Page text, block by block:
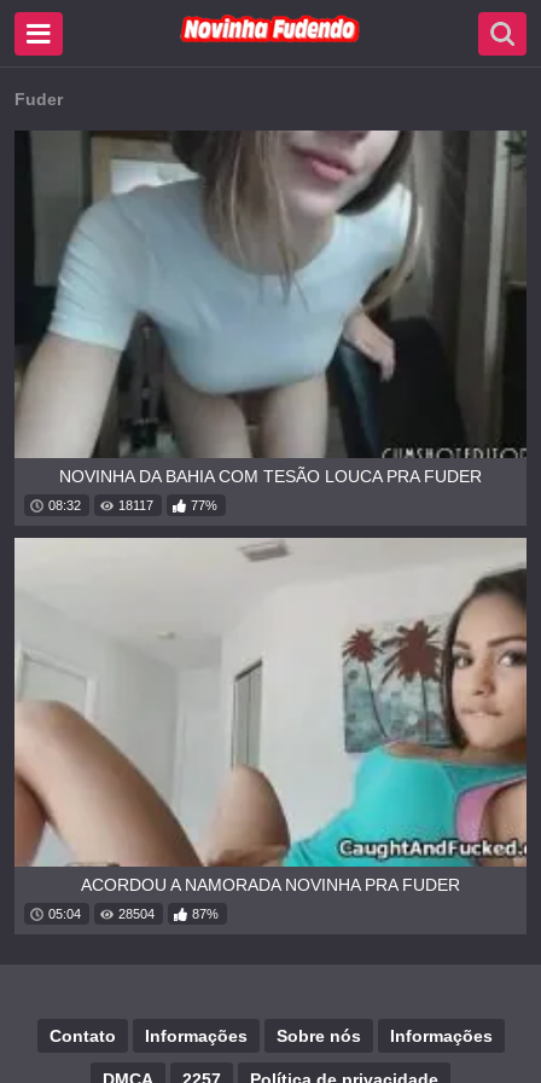
Fuder
NOVINHA DA BAHIA COM TESÃO LOUCA PRA FUDER
08:32 18117 77%
ACORDOU A NAMORADA NOVINHA PRA FUDER
05:04 28504 87%
Contato Informações Sobre nós Informações
DMCA 2257 Política de privacidade